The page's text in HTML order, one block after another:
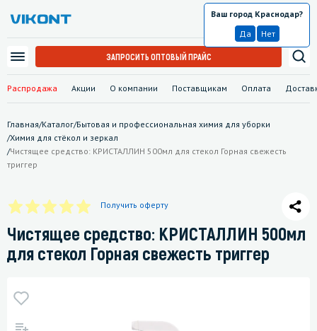
Распродажа Акции О компании Поставщикам Оплата
Краснодар
Ваш город Краснодар?
Да
Нет
ЗАПРОСИТЬ ОПТОВЫЙ ПРАЙС
Главная/Каталог/Бытовая и профессиональная химия для уборки
/Химия для стёкол и зеркал
/Чистящее средство: КРИСТАЛЛИН 500мл для стекол Горная свежесть
триггер
Получить оферту
Чистящее средство: КРИСТАЛЛИН 500мл
для стекол Горная свежесть триггер